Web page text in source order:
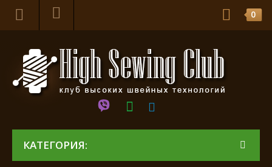
0
КАТЕГОРИЯ: